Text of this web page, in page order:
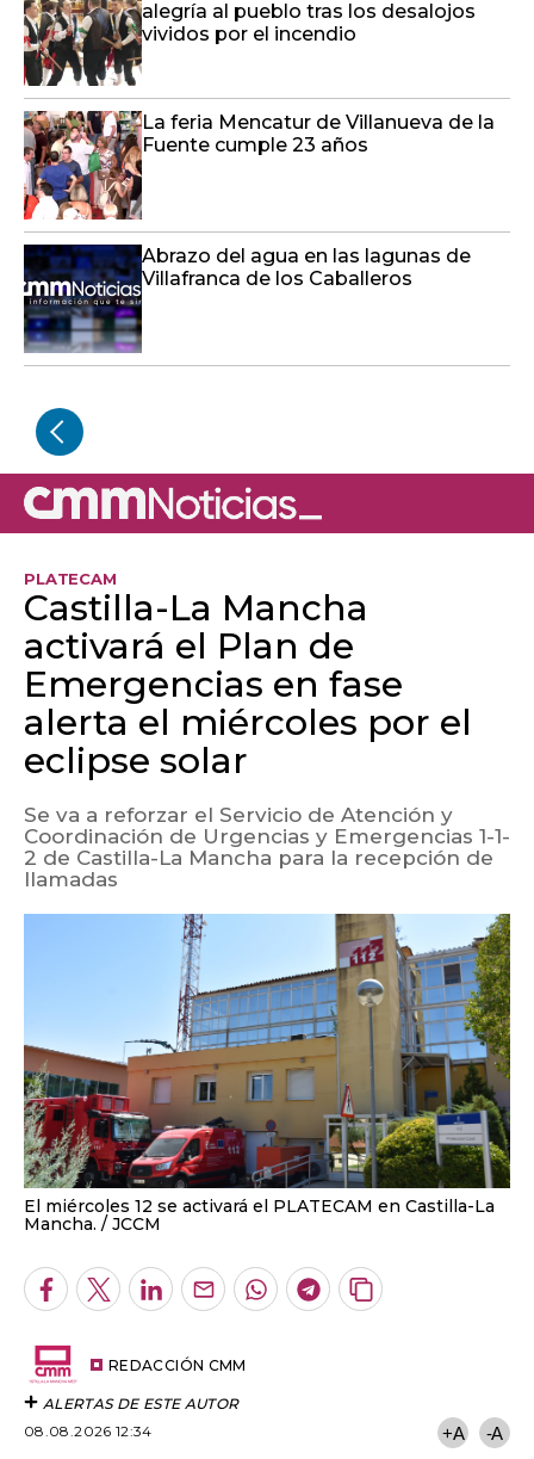
alegría al pueblo tras los desalojos
vividos por el incendio
La feria Mencatur de Villanueva de la
Fuente cumple 23 años
Abrazo del agua en las lagunas de
Villafranca de los Caballeros
PLATECAM
Castilla-La Mancha
activará el Plan de
Emergencias en fase
alerta el miércoles por el
eclipse solar
Se va a reforzar el Servicio de Atención y
Coordinación de Urgencias y Emergencias 1-1-
2 de Castilla-La Mancha para la recepción de
llamadas
El miércoles 12 se activará el PLATECAM en Castilla-La
Mancha.
JCCM
Facebook
TwitterLinkedInEnviarWhatsapp
Telegram
Copiar
REDACCIÓN CMM
ALERTAS DE ESTE AUTOR
08.08.2026 12:34
+A -A